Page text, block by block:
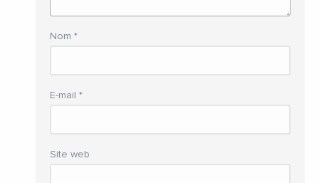
Nom *
E-mail *
Site web